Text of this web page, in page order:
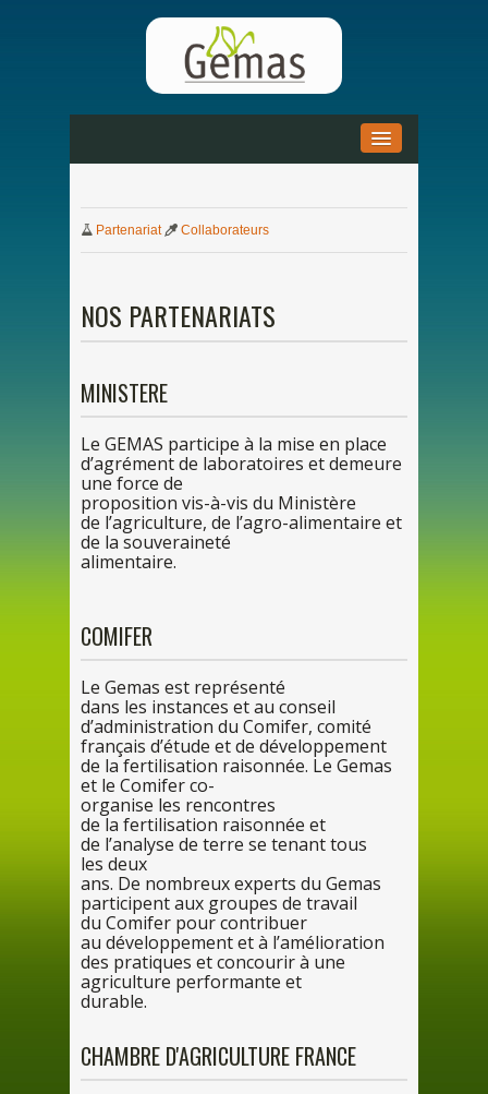
ACTUALITÉS
Partenariat Collaborateurs
NOS PARTENARIATS
MINISTERE
Le GEMAS participe à la mise en place
d’agrémentde laboratoires et demeure
une force de
proposition vis-à-vis du Ministère
de l’agriculture, de l’agro-alimentaire et
de la souveraineté
alimentaire.
COMIFER
Le Gemas est représenté
dans les instances etau conseil
d’administration du Comifer, comité
français d’étude etde développement
de la fertilisation raisonnée. Le Gemas
et le Comifer co-
organise les rencontres
de la fertilisation raisonnée et
de l’analyse de terre se tenant tous
les deux
ans. De nombreux experts du Gemas
participent aux groupes de travail
du Comifer pourcontribuer
au développement età l’amélioration
des pratiques et concourirà une
agriculture performante et
durable.
CHAMBRE D'AGRICULTURE FRANCE